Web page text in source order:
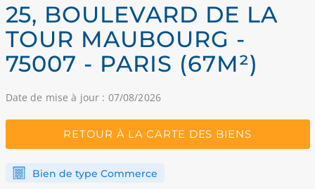
25, BOULEVARD DE LA
TOUR MAUBOURG -
75007 - PARIS (67M²)
Date de mise à jour : 07/08/2026
RETOUR À LA CARTE DES BIENS
Bien de type Commerce